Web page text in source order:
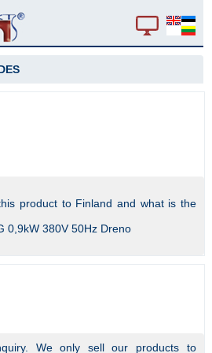
product to Finland and what is the
0,9kW 380V 50Hz Dreno
We only sell our products to